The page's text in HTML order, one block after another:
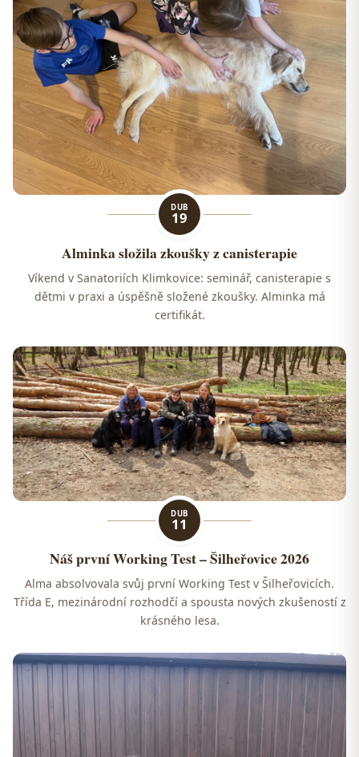
DUB
19
Alminka složila zkoušky z canisterapie
Víkend v Sanatoriích Klimkovice: seminář, canisterapie s
dětmi v praxi a úspěšně složené zkoušky. Alminka má
certifikát.
DUB
11
Náš první Working Test – Šilheřovice 2026
Alma absolvovala svůj první Working Test v Šilheřovicích.
Třída E, mezinárodní rozhodčí a spousta nových zkušeností z
krásného lesa.